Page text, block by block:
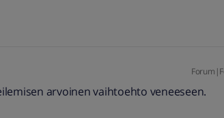
arvoinen vaihtoehto veneeseen.